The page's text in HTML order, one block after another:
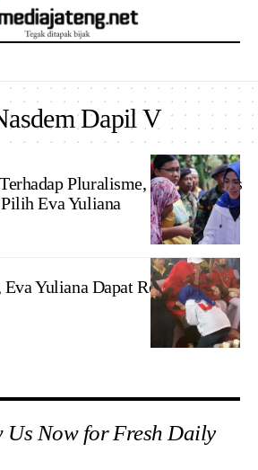
Dapil V
Pluralisme, Tokoh Lintas
Eva Yuliana
Eva Yuliana Dapat Restu Ibunda
Us Now for Fresh Daily